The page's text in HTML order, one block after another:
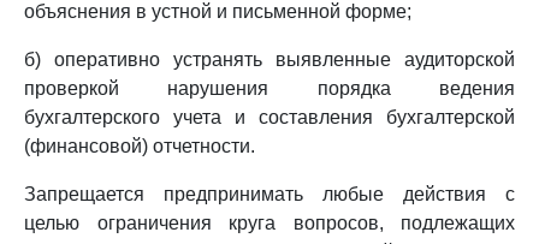
объяснения в устной и письменной форме;
б) оперативно устранять выявленные аудиторской
проверкой нарушения порядка ведения
бухгалтерского учета и составления бухгалтерской
(финансовой) отчетности.
Запрещается предпринимать любые действия с
целью ограничения круга вопросов, подлежащих